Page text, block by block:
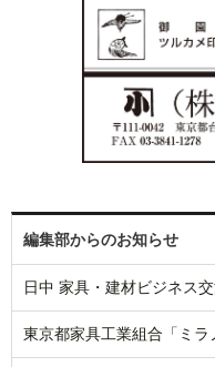
編集部からのお知らせ
日中 家具・建材ビジネス
東京都家具工業組合「ミ